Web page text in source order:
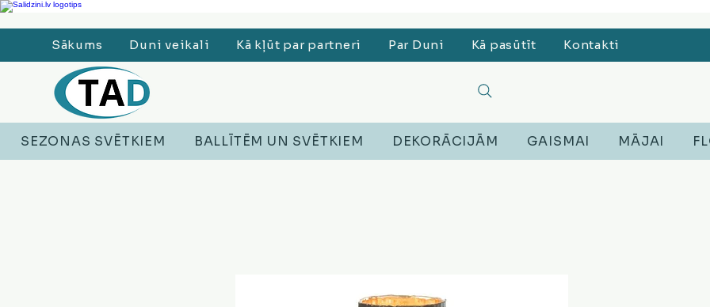
Ledusskapji, Sadzīves tehnika, Smaržas, Operatīvā atmiņa, Putekļu sūcēji, Lego, Austiņas
Sākums Duni veikali Kā kļūt par partneri Par Duni Kā pasūtīt Kontakti
SEZONAS SVĒTKIEM BALLĪTĒM UN SVĒTKIEM DEKORĀCIJĀM GAISMAI MĀJAI